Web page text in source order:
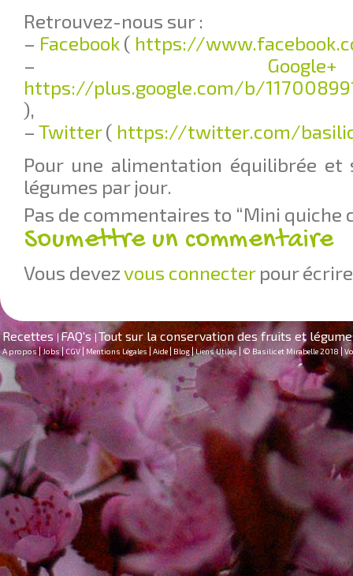
Retrouvez-nous sur :
– Facebook ( https://
–
https://plus.google.com/b/
),
– Twitter( https://twitter.com/
Pour une alimentation équilibrée
légumes par jour.
Pas de commentaires to “Mini quiche
Soumettre un commentaire
Vous devezvous connecter pour
Recettes | FAQ's|Tout sur la conservation des fruits et
A propos|Jobs|CGV |Mentions Légales| Aide | Blog|Liens Utiles| © Basilic et Mirabelle 2018|